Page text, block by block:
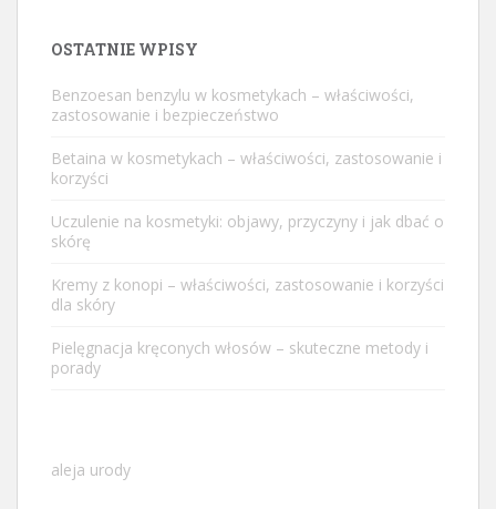
OSTATNIE WPISY
Benzoesan benzylu w kosmetykach – właściwości,
zastosowanie i bezpieczeństwo
Betaina w kosmetykach – właściwości, zastosowanie i
korzyści
Uczulenie na kosmetyki: objawy, przyczyny i jak dbać o
skórę
Kremy z konopi – właściwości, zastosowanie i korzyści
dla skóry
Pielęgnacja kręconych włosów – skuteczne metody i
porady
aleja urody